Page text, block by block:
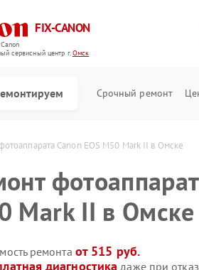
FIX-CANON
cервисный центр г.Омск
Срочный ремонт
Canon EOS M50 Mark II в Омске
Mark II в Омске
ремонта от 515 руб.
диагностика даже при